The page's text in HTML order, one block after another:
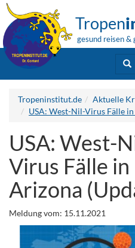
Tropen
gesund reisen &
Tropeninstitut.de
Aktuelle
USA: West-Nil-Virus Fälle
USA: West-
Virus Fälle in
Arizona
Meldung vom: 15.11.2021